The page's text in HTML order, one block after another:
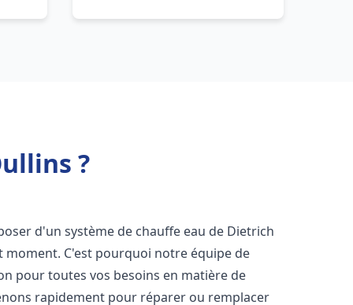
?
d'un système de chauffe eau de Dietrich
C'est pourquoi notre équipe de
pour toutes vos besoins en matière de
rapidement pour réparer ou remplacer